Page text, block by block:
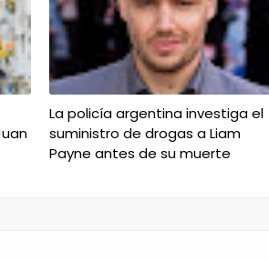
La policía argentina investiga el
suministro de drogas a Liam
Payne antes de su muerte